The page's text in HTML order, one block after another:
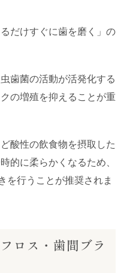
だけすぐに歯を磨く」の
歯菌の活動が活発化する
の増殖を抑えることが重
酸性の飲食物を摂取した
的に柔らかくなるため、
を行うことが推奨されま
ロス・歯間ブラ